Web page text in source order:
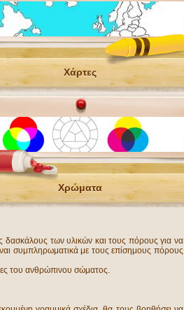
Χάρτες
Χρώματα
δασκάλους των υλικών και τους πόρους για να
συμπληρωματικά με τους επίσημους πόρους
του ανθρώπινου σώματος.